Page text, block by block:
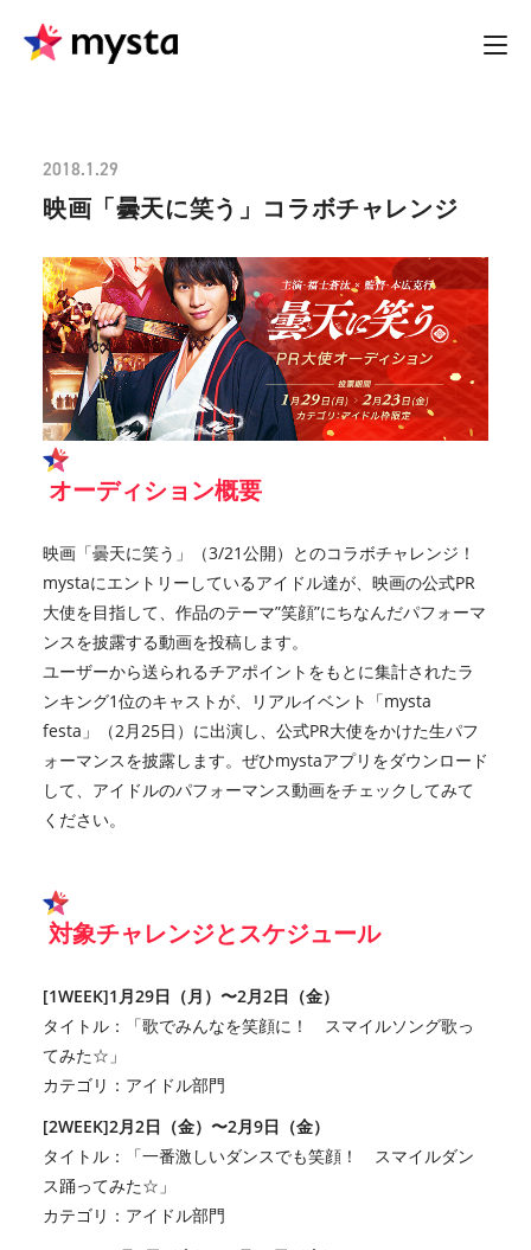
2018.1.29
映画「曇天に笑う」コラボチャレンジ
オーディション概要
映画「曇天に笑う」（3/21公開）とのコラボチャレンジ！
mystaにエントリーしているアイドル達が、映画の公式PR
大使を目指して、作品のテーマ”笑顔”にちなんだパフォーマ
ンスを披露する動画を投稿します。
ユーザーから送られるチアポイントをもとに集計されたラ
ンキング1位のキャストが、リアルイベント「mysta
festa」（2月25日）に出演し、公式PR大使をかけた生パフ
ォーマンスを披露します。ぜひmystaアプリをダウンロード
して、アイドルのパフォーマンス動画をチェックしてみて
ください。
対象チャレンジとスケジュール
[1WEEK]1月29日（月）〜2月2日（金）
タイトル：「歌でみんなを笑顔に！ スマイルソング歌っ
てみた☆」
カテゴリ：アイドル部門
[2WEEK]2月2日（金）〜2月9日（金）
タイトル：「一番激しいダンスでも笑顔！ スマイルダン
ス踊ってみた☆」
カテゴリ：アイドル部門